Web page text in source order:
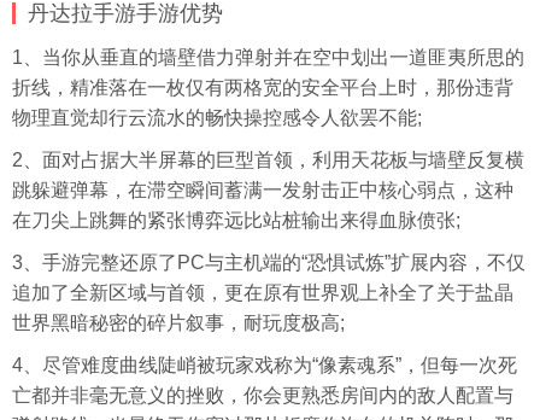
丹达拉手游手游优势
1、当你从垂直的墙壁借力弹射并在空中划出一道匪夷所思的
折线，精准落在一枚仅有两格宽的安全平台上时，那份违背
物理直觉却行云流水的畅快操控感令人欲罢不能;
2、面对占据大半屏幕的巨型首领，利用天花板与墙壁反复横
跳躲避弹幕，在滞空瞬间蓄满一发射击正中核心弱点，这种
在刀尖上跳舞的紧张博弈远比站桩输出来得血脉偾张;
3、手游完整还原了PC与主机端的“恐惧试炼”扩展内容，不仅
追加了全新区域与首领，更在原有世界观上补全了关于盐晶
世界黑暗秘密的碎片叙事，耐玩度极高;
4、尽管难度曲线陡峭被玩家戏称为“像素魂系”，但每一次死
亡都并非毫无意义的挫败，你会更熟悉房间内的敌人配置与